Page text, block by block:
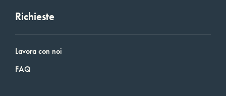
Richieste
Lavora con noi
FAQ